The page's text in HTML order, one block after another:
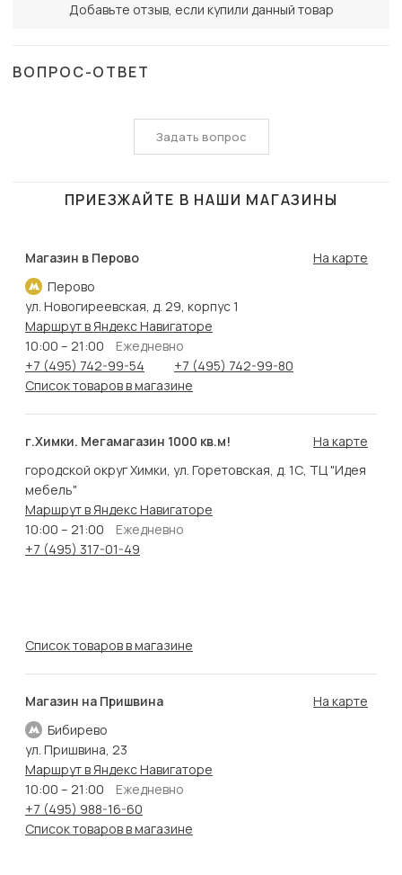
Добавьте отзыв, если купили данный товар
ВОПРОС-ОТВЕТ
Задать вопрос
ПРИЕЗЖАЙТЕ В НАШИ МАГАЗИНЫ
Магазин в Перово
Перово
На карте
ул. Новогиреевская, д. 29, корпус 1
Маршрут в Яндекс Навигаторе
10:00 – 21:00
Ежедневно
+7 (495) 742-99-54
+7 (495) 742-99-80
Список товаров в магазине
г.Химки. Мегамагазин 1000 кв.м!
На карте
городской округ Химки, ул. Горетовская, д. 1С, ТЦ "Идея
мебель"
Маршрут в Яндекс Навигаторе
10:00 – 21:00
Ежедневно
+7 (495) 317-01-49
Список товаров в магазине
Магазин на Пришвина
Бибирево
На карте
ул. Пришвина, 23
Маршрут в Яндекс Навигаторе
10:00 – 21:00
Ежедневно
+7 (495) 988-16-60
Список товаров в магазине